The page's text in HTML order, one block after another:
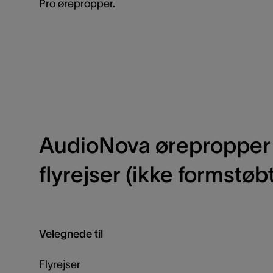
Pro ørepropper.
AudioNova
flyrejser (ikke
Velegnede til
Flyrejser